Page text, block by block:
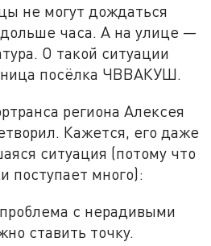
не могут дождаться
часа. А на улице —
О такой ситуации
посёлка ЧВВАКУШ.
региона Алексея
Кажется, его даже
ситуация (потому что
поступает много):
с нерадивыми
ставить точку.